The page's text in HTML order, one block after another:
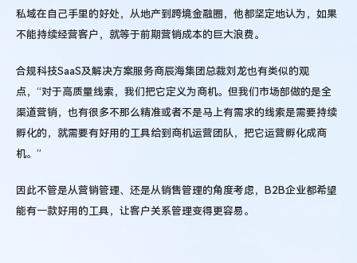
私域在自己手里的好处，从地产到跨境金融圈，他都坚定地认为，如果
不能持续经营客户，就等于前期营销成本的巨大浪费。
合规科技SaaS及解决方案服务商辰海集团总裁刘龙也有类似的观
点，“对于高质量线索，我们把它定义为商机。但我们市场部做的是全
渠道营销，也有很多不那么精准或者不是马上有需求的线索是需要持续
孵化的，就需要有好用的工具给到商机运营团队，把它运营孵化成商
机。”
因此不管是从营销管理、还是从销售管理的角度考虑，B2B企业都希望
能有一款好用的工具，让客户关系管理变得更容易。